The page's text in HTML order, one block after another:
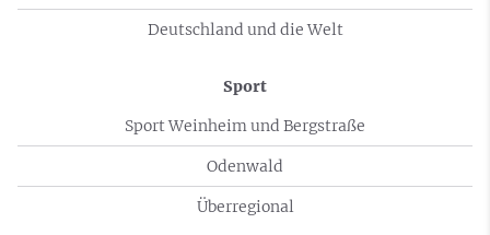
Deutschland und die Welt
Sport
Sport Weinheim und Bergstraße
Odenwald
Überregional